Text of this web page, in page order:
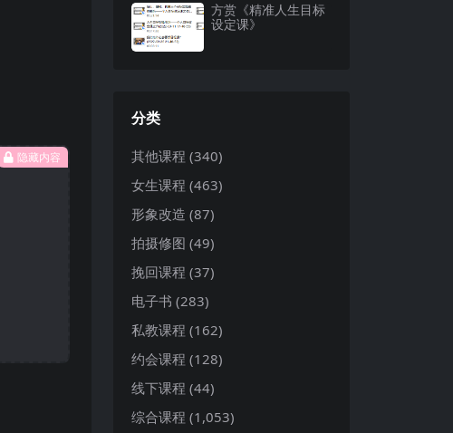
隐藏内容
方赏《精准人生目标
设定课》
分类
其他课程 (340)
女生课程 (463)
形象改造 (87)
拍摄修图 (49)
挽回课程 (37)
电子书 (283)
私教课程 (162)
约会课程 (128)
线下课程 (44)
综合课程 (1,053)